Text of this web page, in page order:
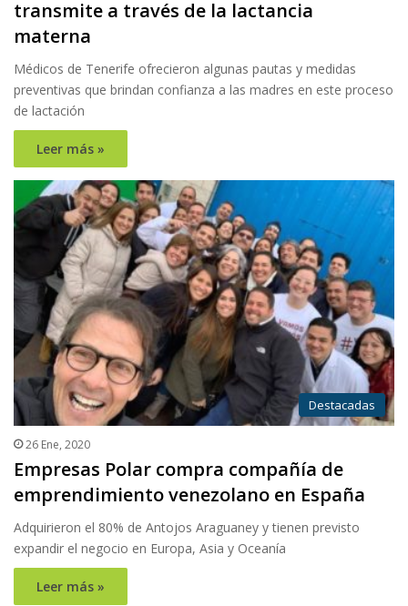
transmite a través de la lactancia
materna
Médicos de Tenerife ofrecieron algunas pautas y medidas
preventivas que brindan confianza a las madres en este proceso
de lactación
Leer más »
Destacadas
26 Ene, 2020
Empresas Polar compra compañía de
emprendimiento venezolano en España
Adquirieron el 80% de Antojos Araguaney y tienen previsto
expandir el negocio en Europa, Asia y Oceanía
Leer más »